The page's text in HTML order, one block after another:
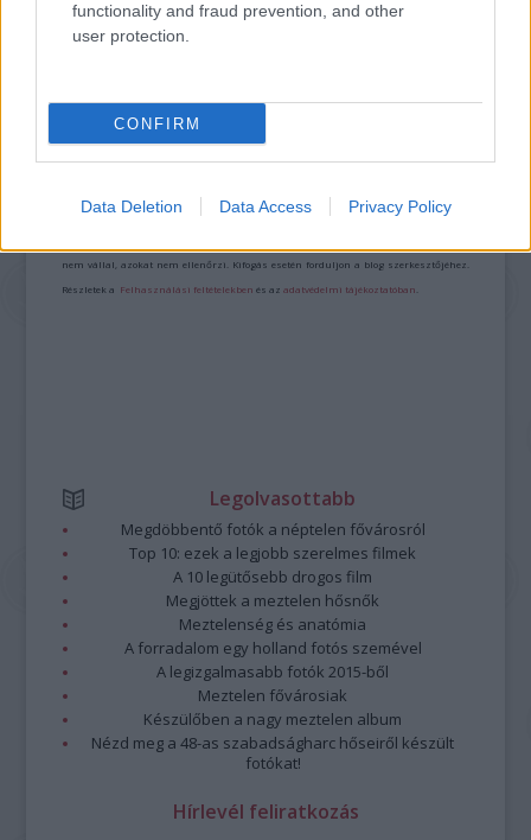
functionality and fraud prevention, and other
user protection.
CONFIRM
Data Deletion Data Access Privacy Policy
VECSEI H. MIKLÓS A ZSÁMBÉKI NYÁRI
A bejegyzés trackback címe:
https://kulturpart.hu/api/trackback/id/7828322
A hozzászólások avonatkozó jogszabályokértelmében felhasználói tartalomnak
nem vállal, azokat nem ellenőrzi. Kifogás esetén forduljon a blog szerkesztőjéhez.
Részletek a Felhasználási feltételekben és azadatvédelmi tájékoztatóban
Legolvasottabb
Megdöbbentő fotók a néptelen fővárosról
Top 10: ezek a legjobb szerelmes filmek
A 10 legütősebb drogos film
Megjöttek a meztelen hősnők
Meztelenség és anatómia
A forradalom egy holland fotós szemével
A legizgalmasabb fotók 2015-ből
Meztelen fővárosiak
Készülőben a nagy meztelen album
Nézd meg a 48-as szabadságharc hőseiről készült
fotókat!
Hírlevél feliratkozás